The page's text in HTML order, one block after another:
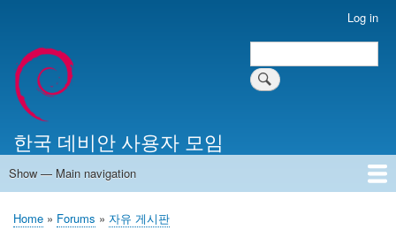
account
menu
Log in
Search
한국 데비안 사용자 모임
Main
Show — Main navigation
Home
알리는 말씀
최근 게시물
위키 문서
미러 서버
Breadcrumb
Home Forums 자유 게시판